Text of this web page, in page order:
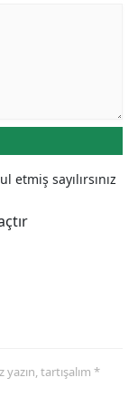
etmiş sayılırsınız
tartışalım *